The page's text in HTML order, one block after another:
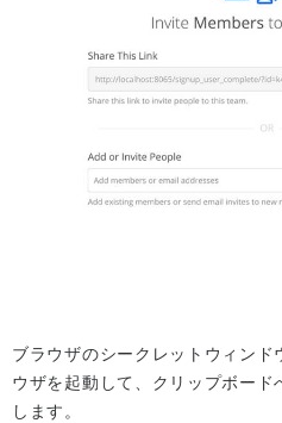
ブラウザのシークレットウィン
ウザを起動して、クリップボー
します。